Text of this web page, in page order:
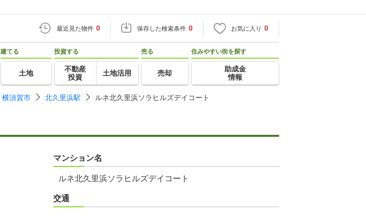
最近見た物件 0 保存した検索条件 0 お気に入り 0
建てる
土地
投資する
不動産
投資
土地活用
売る
売却
住みやすい街を探す
助成金
情報
横須賀市 北久里浜駅 ルネ北久里浜ソラヒルズデイコート
マンション名
ルネ北久里浜ソラヒルズデイコート
交通